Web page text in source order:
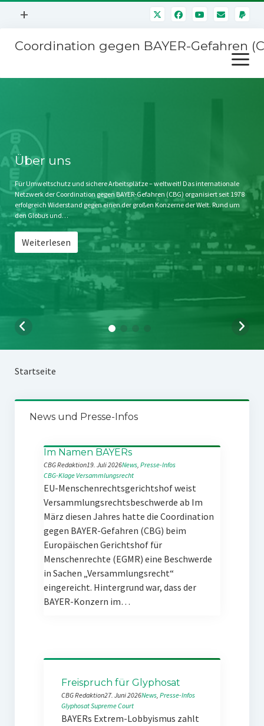
Menü
+
Mitmachen
Kontakt
Impressum
Störfälle
Coordination gegen BAYER-Gefahren
Menü
öffnen
Stichwort BAYER
Jahrestagung
SPENDEN
Über uns
Für Umweltschutz und sichere Arbeitsplätze – weltweit! Das internationale
Netzwerk der Coordination gegen BAYER-Gefahren (CBG) organisiert seit 1978
erfolgreich Widerstand gegen einen der großen Konzerne der Welt. Rund um
den Globus und…
Weiterlesen
Startseite
News und Presse-Infos
Im Namen BAYERs
CBG Redaktion19. Juli 2026News, Presse-Infos
CBG-Klage Versammlungsrecht
EU-Menschenrechtsgerichtshof weist
Versammlungsrechtsbeschwerde ab Im
März diesen Jahres hatte die Coordination
gegen BAYER-Gefahren (CBG) beim
Europäischen Gerichtshof für
Menschenrechte (EGMR) eine Beschwerde
in Sachen „Versammlungsrecht“
eingereicht. Hintergrund war, dass der
BAYER-Konzern im…
Freispruch für Glyphosat
CBG Redaktion27. Juni 2026News, Presse-Infos
GlyphosatSupreme Court
BAYERs Extrem-Lobbyismus zahlt